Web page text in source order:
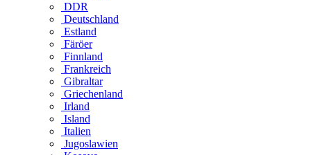
DDR
Deutschland
Estland
Färöer
Finnland
Frankreich
Gibraltar
Griechenland
Irland
Island
Italien
Jugoslawien